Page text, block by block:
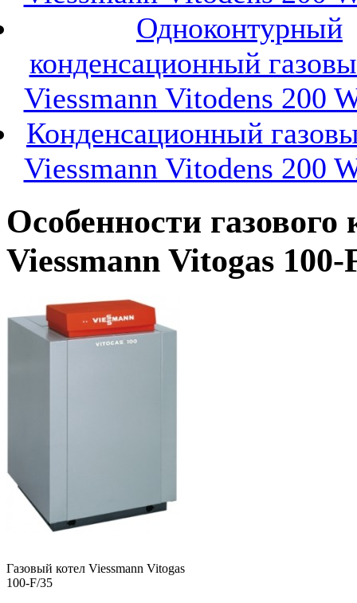
Одноконтурный
конденсационный
Viessmann Vitodens 200
Конденсационный
Viessmann Vitodens 200
Особенности газового
Viessmann Vitogas 100-
Газовый котел Viessmann Vitogas
100-F/35